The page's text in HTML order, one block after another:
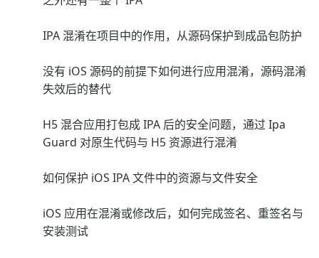
IPA 混淆在项目中的作用，从源码保护到成品包防护
没有 iOS 源码的前提下如何进行应用混淆，源码混淆
失效后的替代
H5 混合应用打包成 IPA 后的安全问题，通过 Ipa
Guard 对原生代码与 H5 资源进行混淆
如何保护 iOS IPA 文件中的资源与文件安全
iOS 应用在混淆或修改后，如何完成签名、重签名与
安装测试